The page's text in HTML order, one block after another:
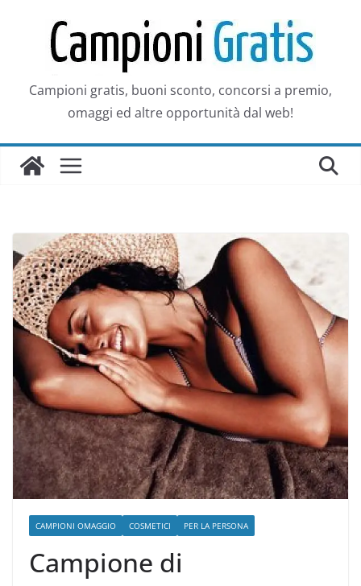
contenuto
Campioni gratis, buoni sconto, concorsi a premio,
omaggi ed altre opportunità dal web!
CAMPIONI OMAGGIO COSMETICI PER LA PERSONA
Campione di